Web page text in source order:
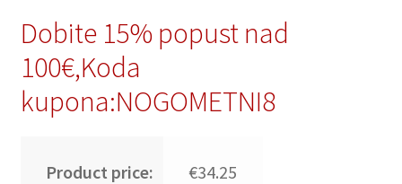
Dobite 15% popust nad
100€,Koda
kupona:NOGOMETNI8
Product price: €34.25